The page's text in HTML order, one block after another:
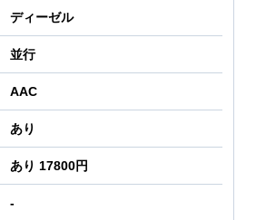
ディーゼル
並行
AAC
あり
あり 17800円
-